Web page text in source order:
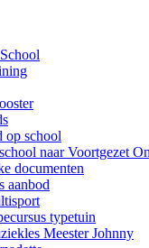
op school
naar Voortgezet
documenten
aanbod
typetuin
Meester Johnny